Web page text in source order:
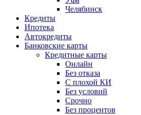
Челябинск
Кредиты
Ипотека
Автокредиты
Банковские карты
Кредитные карты
Онлайн
Без отказа
С плохой КИ
Без условий
Срочно
Без процентов